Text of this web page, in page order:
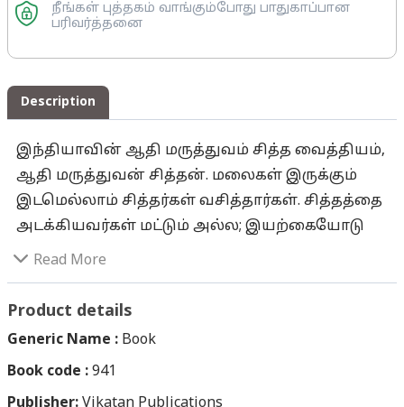
நீங்கள் புத்தகம் வாங்கும்போது பாதுகாப்பான
பரிவர்த்தனை
Description
இந்தியாவின் ஆதி மருத்துவம் சித்த வைத்தியம்,
ஆதி மருத்துவன் சித்தன். மலைகள் இருக்கும்
இடமெல்லாம் சித்தர்கள் வசித்தார்கள். சித்தத்தை
அடக்கியவர்கள் மட்டும் அல்ல; இயற்கையோடு
இயற்கையாக வாழ்ந்து, இயற்கையை முற்றிலும்
உறையும் இல்லங்கள் என்கின்றனர்
மரங்களையும் தன்னகத்தே கொண்டுள்ள
மலைகளில், ஆதிச்சித்தன் சிவனின்
Read More
Product details
Generic Name : Book
Book code : 941
Publisher: Vikatan Publications